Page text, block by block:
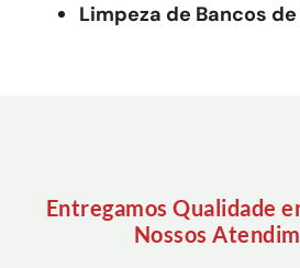
Limpeza de Bancos
Entregamos Qualidade
Nossos